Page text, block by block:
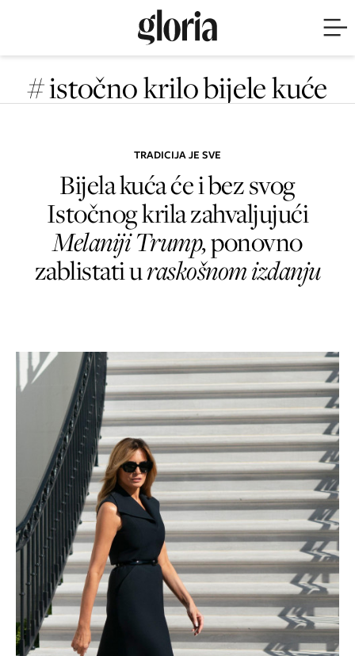
# istočno krilo bijele kuće
TRADICIJA JE SVE
Bijela kuća će i bez svog
Istočnog krila zahvaljujući
Melaniji Trump,ponovno
zablistati uraskošnom izdanju